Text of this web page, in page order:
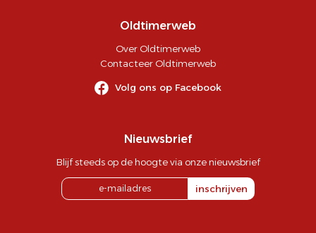
Oldtimerweb
Over Oldtimerweb
Contacteer Oldtimerweb
Volg ons op Facebook
Nieuwsbrief
Blijf steeds op de hoogte via onze nieuwsbrief
inschrijven